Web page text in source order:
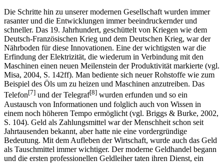
Doren, 1996, S. 286ff;Briggs & Burke, 2002, S. 96ff).
Die Schritte hin zu unserer modernen Gesellschaft wurden immer
rasanter und die Entwick­lungen immer beeindruckernder und
schneller. Das 19. Jahrhundert, geschüttelt von Kriegen wie dem
Deutsch-Französischen Krieg und dem Deutschen Krieg, war der
Nährboden für diese Innovationen. Eine der wichtigsten war die
Erfindung der Elektrizität, die wiederum in Verbindung mit den
Maschinen einen neuen Meilenstein der Produktivität markierte (vgl.
Misa, 2004, S. 142ff). Man bediente sich neuer Rohstoffe wie zum
Beispiel des Öls um zu heizen und Maschinen anzutreiben. Das
Telefon[7]und der Telegraf[8]wurden erfunden und so ein
Austausch von Informationen und folglich auch von Wissen in
einem noch höheren Tempo ermöglicht (vgl. Briggs & Burke, 2002,
S. 104). Geld als Zahlungsmittel war der Menschheit schon seit
Jahrtausenden bekannt, aber hatte nie eine vordergründige
Bedeutung. Mit dem Aufleben der Wirtschaft, wurde auch das Geld